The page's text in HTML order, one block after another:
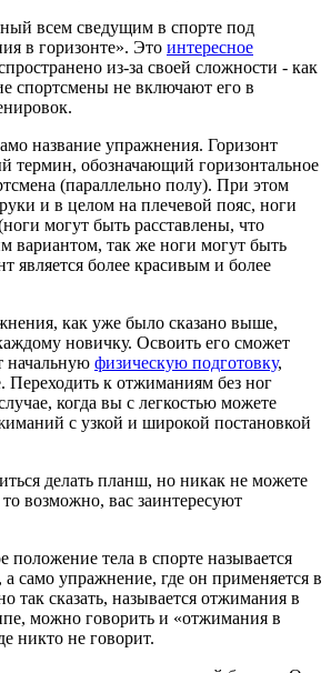
всем сведущим в спорте под
в горизонте». Это интересное
из-за своей сложности - как
спортсмены не включают его в
название упражнения. Горизонт
термин, обозначающий горизонтальное
(параллельно полу). При этом
и в целом на плечевой пояс, ноги
могут быть расставлены, что
вариантом, так же ноги могут быть
является более красивым и более
как уже было сказано выше,
новичку. Освоить его сможет
начальную физическую подготовку,
Переходить к отжиманиям без ног
когда вы с легкостью можете
с узкой и широкой постановкой
делать планш, но никак не можете
возможно, вас заинтересуют
положение тела в спорте называется
само упражнение, где он применяется в
так сказать, называется отжимания в
можно говорить и «отжимания в
никто не говорит.